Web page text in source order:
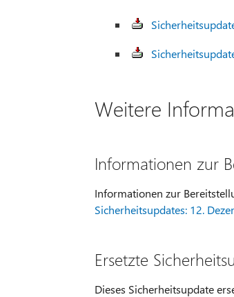
Weitere
Informationen zur
Informationen zur
Sicherheitsupdates: 12.
Ersetzte
Dieses Sicherheitsupdate